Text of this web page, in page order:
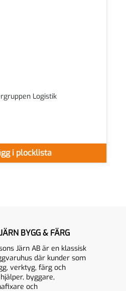
Logistik
i plocklista
BYGG & FÄRG
Järn AB är en klassisk
där kunder som
verktyg, färg och
byggare,
och